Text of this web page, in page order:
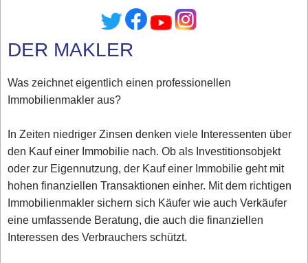
DER MAKLER
Was zeichnet eigentlich einen professionellen
Immobilienmakler aus?
In Zeiten niedriger Zinsen denken viele Interessenten über
den Kauf einer Immobilie nach. Ob als Investitionsobjekt
oder zur Eigennutzung, der Kauf einer Immobilie geht mit
hohen finanziellen Transaktionen einher. Mit dem richtigen
Immobilienmakler sichern sich Käufer wie auch Verkäufer
eine umfassende Beratung, die auch die finanziellen
Interessen des Verbrauchers schützt.